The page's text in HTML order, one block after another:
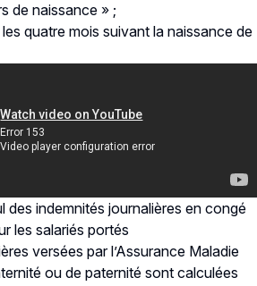
de naissance » ;
quatre mois suivant la naissance de
des indemnités journalières en congé
les salariés portés
versées par l’Assurance Maladie
ou de paternité sont calculées